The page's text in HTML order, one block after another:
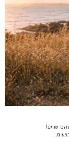
ריב בז’ פסים 2553
שווים!